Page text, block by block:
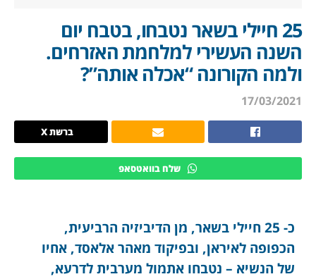
25 חיילי בשאר נטבחו, בטבח יום
השנה העשירי למלחמת האזרחים.
ולמה הקורונה “אכלה אותה”?
17/03/2021
ברשת X
שלח בוואטסאפ
כ- 25 חיילי בשאר, מן הדיביזיה הרביעית,
הכפופה לאיראן, ובפיקוד מאהר אלאסד, אחיו
של הנשיא – נטבחו אתמול מערבית לדרעא,